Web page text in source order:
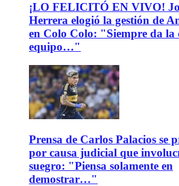
¡LO FELICITÓ EN VIVO!
Herrera elogió la gestión de
en Colo Colo: "Siempre da la
equipo…"
Prensa de Carlos Palacios se
por causa judicial que
suegro: "Piensa solamente en
demostrar…"